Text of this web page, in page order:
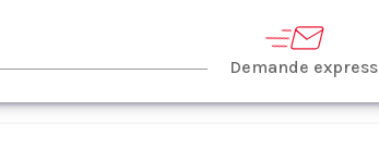
Demande express